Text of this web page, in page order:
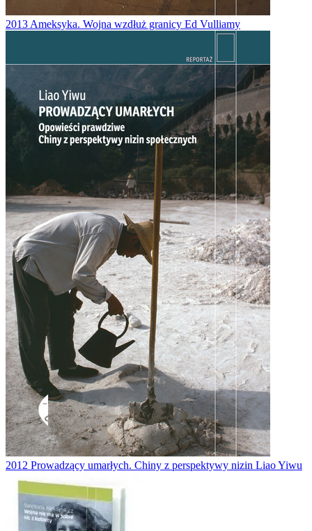
2013 Ameksyka. Wojna wzdłuż granicy Ed Vulliamy
2012 Prowadzący umarłych. Chiny z perspektywy nizin Liao Yiwu